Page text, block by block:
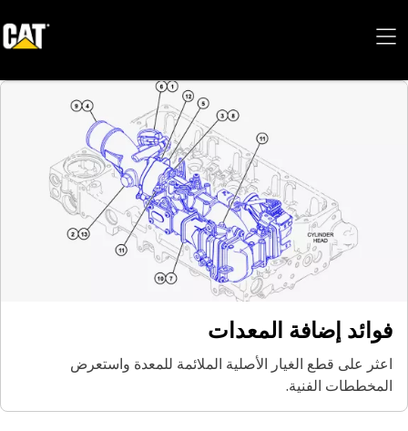
فوائد إضافة المعدات
اعثر على قطع الغيار الأصلية الملائمة للمعدة واستعرض
المخططات الفنية.